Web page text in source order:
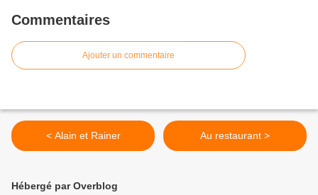
Commentaires
Ajouter un commentaire
< Alain et Rainer Au restaurant >
Hébergé par Overblog